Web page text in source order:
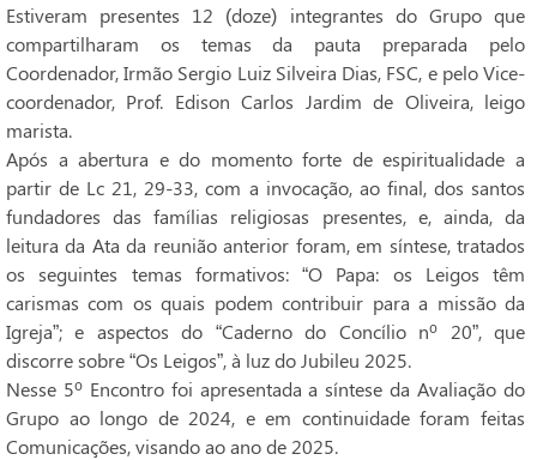
Estiveram presentes 12 (doze) integrantes do Grupo que
compartilharam os temas da pauta preparada pelo
Coordenador, Irmão Sergio Luiz Silveira Dias, FSC, e pelo Vice-
coordenador, Prof. Edison Carlos Jardim de Oliveira, leigo
marista.
Após a abertura e do momento forte de espiritualidade a
partir de Lc 21, 29-33, com a invocação, ao final, dos santos
fundadores das famílias religiosas presentes, e, ainda, da
leitura da Ata da reunião anterior foram, em síntese, tratados
os seguintes temas formativos: “O Papa: os Leigos têm
carismas com os quais podem contribuir para a missão da
Igreja”; e aspectos do “Caderno do Concílio nº 20”, que
discorre sobre “Os Leigos”, à luz do Jubileu 2025.
Nesse 5º Encontro foi apresentada a síntese da Avaliação do
Grupo ao longo de 2024, e em continuidade foram feitas
Comunicações, visando ao ano de 2025.